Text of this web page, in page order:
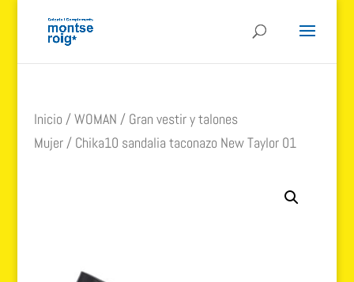
Inicio /WOMAN / Gran vestir y talones
Mujer/ Chika10 sandalia taconazo New Taylor 01